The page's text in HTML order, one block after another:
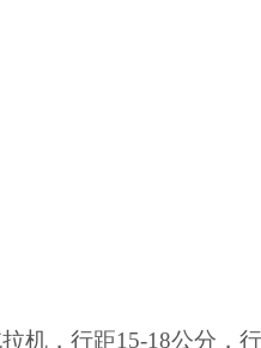
机，行距15-18公分，